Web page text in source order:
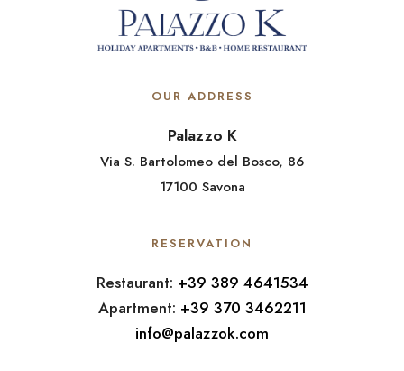
OUR ADDRESS
Palazzo K
Via S. Bartolomeo del Bosco, 86
17100 Savona
RESERVATION
Restaurant: +39 389 4641534
Apartment: +39 370 3462211
info@palazzok.com